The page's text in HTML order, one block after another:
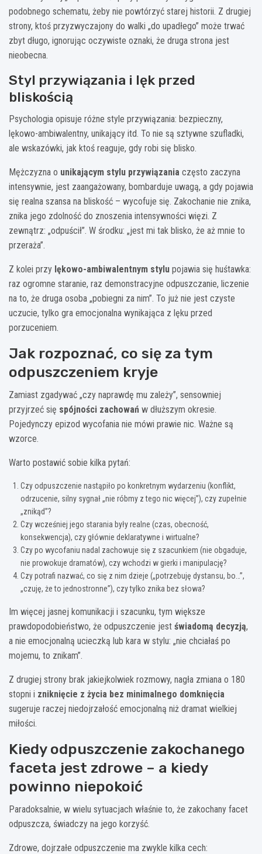
podobnego schematu, żeby nie powtórzyć starej historii. Z drugiej
strony, ktoś przyzwyczajony do walki „do upadłego” może trwać
zbyt długo, ignorując oczywiste oznaki, że druga strona jest
nieobecna.
Styl przywiązania i lęk przed
bliskością
Psychologia opisuje różne style przywiązania: bezpieczny,
lękowo-ambiwalentny, unikający itd. To nie są sztywne szufladki,
ale wskazówki, jak ktoś reaguje, gdy robi się blisko.
Mężczyzna o unikającym stylu przywiązania często zaczyna
intensywnie, jest zaangażowany, bombarduje uwagą, a gdy pojawia
się realna szansa na bliskość – wycofuje się. Zakochanie nie znika,
znika jego zdolność do znoszenia intensywności więzi. Z
zewnątrz: „odpuścił”. W środku: „jest mi tak blisko, że aż mnie to
przeraża”.
Z kolei przy lękowo-ambiwalentnym stylu pojawia się huśtawka:
raz ogromne staranie, raz demonstracyjne odpuszczanie, liczenie
na to, że druga osoba „pobiegni za nim”. To już nie jest czyste
uczucie, tylko gra emocjonalna wynikająca z lęku przed
porzuceniem.
Jak rozpoznać, co się za tym
odpuszczeniem kryje
Zamiast zgadywać „czy naprawdę mu zależy”, sensowniej
przyjrzeć się spójności zachowań w dłuższym okresie.
Pojedynczy epizod wycofania nie mówi prawie nic. Ważne są
wzorce.
Warto postawić sobie kilka pytań:
Czy odpuszczenie nastąpiło po konkretnym wydarzeniu (konflikt,
odrzucenie, silny sygnał „nie róbmy z tego nic więcej”), czy zupełnie
„znikąd”?
Czy wcześniej jego starania były realne (czas, obecność,
konsekwencja), czy głównie deklaratywne i wirtualne?
Czy po wycofaniu nadal zachowuje się z szacunkiem (nie obgaduje,
nie prowokuje dramatów), czy wchodzi w gierki i manipulację?
Czy potrafi nazwać, co się z nim dzieje („potrzebuję dystansu, bo…”,
„czuję, że to jednostronne”), czy tylko znika bez słowa?
Im więcej jasnej komunikacji i szacunku, tym większe
prawdopodobieństwo, że odpuszczenie jest świadomą decyzją,
a nie emocjonalną ucieczką lub kara w stylu: „nie chciałaś po
mojemu, to znikam”.
Z drugiej strony brak jakiejkolwiek rozmowy, nagła zmiana o 180
stopni i zniknięcie z życia bez minimalnego domknięcia
sugeruje raczej niedojrzałość emocjonalną niż dramat wielkiej
miłości.
Kiedy odpuszczenie zakochanego
faceta jest zdrowe – a kiedy
powinno niepokoić
Paradoksalnie, w wielu sytuacjach właśnie to, że zakochany facet
odpuszcza, świadczy na jego korzyść.
Zdrowe, dojrzałe odpuszczenie ma zwykle kilka cech: